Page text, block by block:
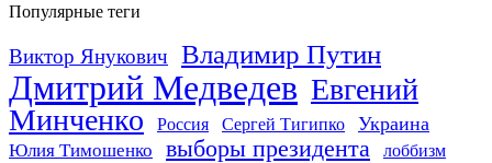
Популярные теги
Виктор Янукович Владимир Путин
Дмитрий Медведев Евгений
Минченко
Россия Сергей Тигипко Украина
Юлия Тимошенко выборы президента лоббизм